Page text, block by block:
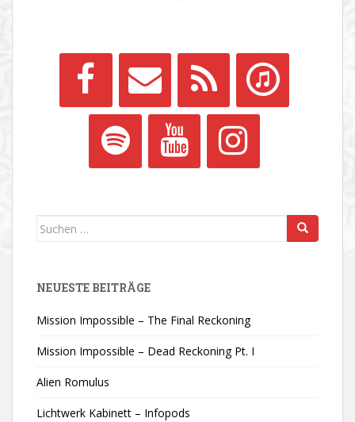
Suchen
NEUESTE BEITRÄGE
Mission Impossible – The Final Reckoning
Mission Impossible – Dead Reckoning Pt. I
Alien Romulus
Lichtwerk Kabinett – Infopods